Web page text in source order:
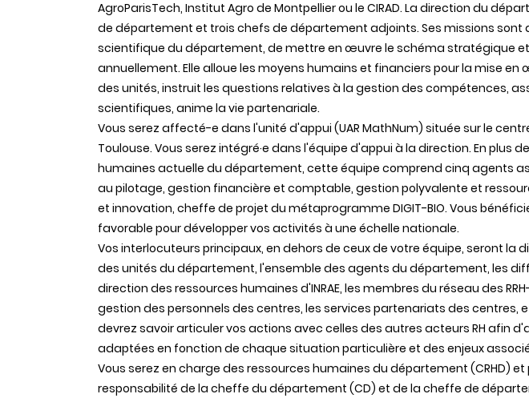
AgroParisTech, Institut Agro de Montpellier ou le CIRAD. La direction du
de département et trois chefs de département adjoints. Ses missions sont
scientifique du département, de mettre en œuvre le schéma stratégique
annuellement. Elle alloue les moyens humains et financiers pour la mise
des unités, instruit les questions relatives à la gestion des compétences,
scientifiques, anime la vie partenariale.
Vous serez affecté-e dans l'unité d'appui (UAR MathNum) située sur le
Toulouse. Vous serez intégré·e dans l'équipe d'appui à la direction. En plus
humaines actuelle du département, cette équipe comprend cinq agents
au pilotage, gestion financière et comptable, gestion polyvalente et
et innovation, cheffe de projet du métaprogramme DIGIT-BIO. Vous
favorable pour développer vos activités à une échelle nationale.
Vos interlocuteurs principaux, en dehors de ceux de votre équipe, seront la
des unités du département, l'ensemble des agents du département, les
direction des ressources humaines d'INRAE, les membres du réseau des
gestion des personnels des centres, les services partenariats des centres,
devrez savoir articuler vos actions avec celles des autres acteurs RH afin
adaptées en fonction de chaque situation particulière et des enjeux
Vous serez en charge des ressources humaines du département (CRHD) et
responsabilité de la cheffe du département (CD) et de la cheffe de